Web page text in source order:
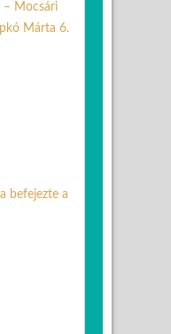
– Mocsári
Márta 6.
befejezte a